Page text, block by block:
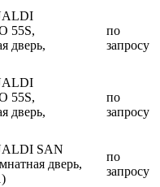
55S,
дверь,
по
запросу
55S,
дверь,
по
запросу
SAN
дверь,
по
запросу